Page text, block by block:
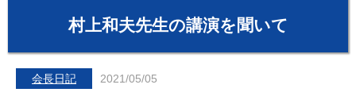
村上和夫先生の講演を聞いて
会長日記 2021/05/05